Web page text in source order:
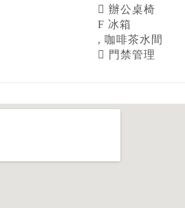
辦公桌椅
冰箱
咖啡茶水間
門禁管理